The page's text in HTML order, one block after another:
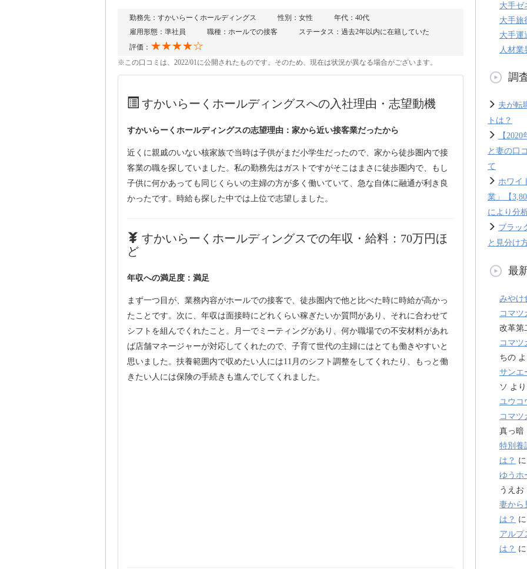
勤務先：すかいらーくホールディングス 性別：女性
年代：40代
雇用形態：準社員
職種：ホールでの接客
ステータス：過去2年以内に在籍していた
評価： ★★★★☆
※この口コミは、2022/01に公開されたものです。そのため、現在は状況が異なる場合がございます。
すかいらーくホールディングスへの入社理由・志望動機
すかいらーくホールディングスの志望理由：家から近い接客業だったから
近くに親戚のいない核家族で当時は子供がまだ小学生だったので、家から徒歩圏内で接
客業の職を探していました。私の勤務先はガストですがそこはまさに徒歩圏内で、もし
子供に何かあっても同じくらいの主婦の方が多く働いていて、急な自体に融通が利き良
かったです。時給も探した中では上位で志望しました。
すかいらーくホールディングスでの年収・給料：70万円ほ
ど
年収への満足度：満足
まず一つ目が、業務内容がホールでの接客で、徒歩圏内で他と比べた時に時給が高かっ
たことです。次に、年収は面接時にどれくらい稼ぎたいか質問があり、それに合わせて
シフトを組んでくれたこと。月一でミーティングがあり、何か職場での不安材料があれ
ば店舗マネージャーが対応してくれたので、子育て世代の主婦にはとても働きやすいと
思いました。扶養範囲内で収めたい人には11月のシフト調整をしてくれたり、もっと働
きたい人には保険の手続きも進んでしてくれました。
大手ゼ
大手旅
大手運
人材業
調
夫が転
トは？
【
と妻の口
て
ホワイ
業」【
により分
ブラッ
と見分け
最
みやけ
コマツ
改革第
コマツ
ちの
サンエ
ソ より
ユウコ
コマツ
真っ暗
特別養
は？
ゆうホ
うえお
妻から
は？
アルプ
は？